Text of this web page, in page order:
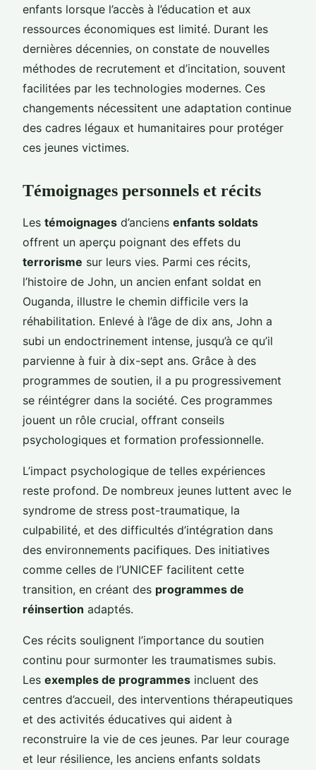
enfants lorsque l’accès à l’éducation et aux
ressources économiques est limité. Durant les
dernières décennies, on constate de nouvelles
méthodes de recrutement et d’incitation, souvent
facilitées par les technologies modernes. Ces
changements nécessitent une adaptation continue
des cadres légaux et humanitaires pour protéger
ces jeunes victimes.
Témoignages personnels et récits
Les témoignages d’anciens enfants soldats
offrent un aperçu poignant des effets du
terrorisme sur leurs vies. Parmi ces récits,
l’histoire de John, un ancien enfant soldat en
Ouganda, illustre le chemin difficile vers la
réhabilitation. Enlevé à l’âge de dix ans, John a
subi un endoctrinement intense, jusqu’à ce qu’il
parvienne à fuir à dix-sept ans. Grâce à des
programmes de soutien, il a pu progressivement
se réintégrer dans la société. Ces programmes
jouent un rôle crucial, offrant conseils
psychologiques et formation professionnelle.
L’impact psychologique de telles expériences
reste profond. De nombreux jeunes luttent avec le
syndrome de stress post-traumatique, la
culpabilité, et des difficultés d’intégration dans
des environnements pacifiques. Des initiatives
comme celles de l’UNICEF facilitent cette
transition, en créant des programmes de
réinsertion adaptés.
Ces récits soulignent l’importance du soutien
continu pour surmonter les traumatismes subis.
Les exemples de programmes incluent des
centres d’accueil, des interventions thérapeutiques
et des activités éducatives qui aident à
reconstruire la vie de ces jeunes. Par leur courage
et leur résilience, les anciens enfants soldats